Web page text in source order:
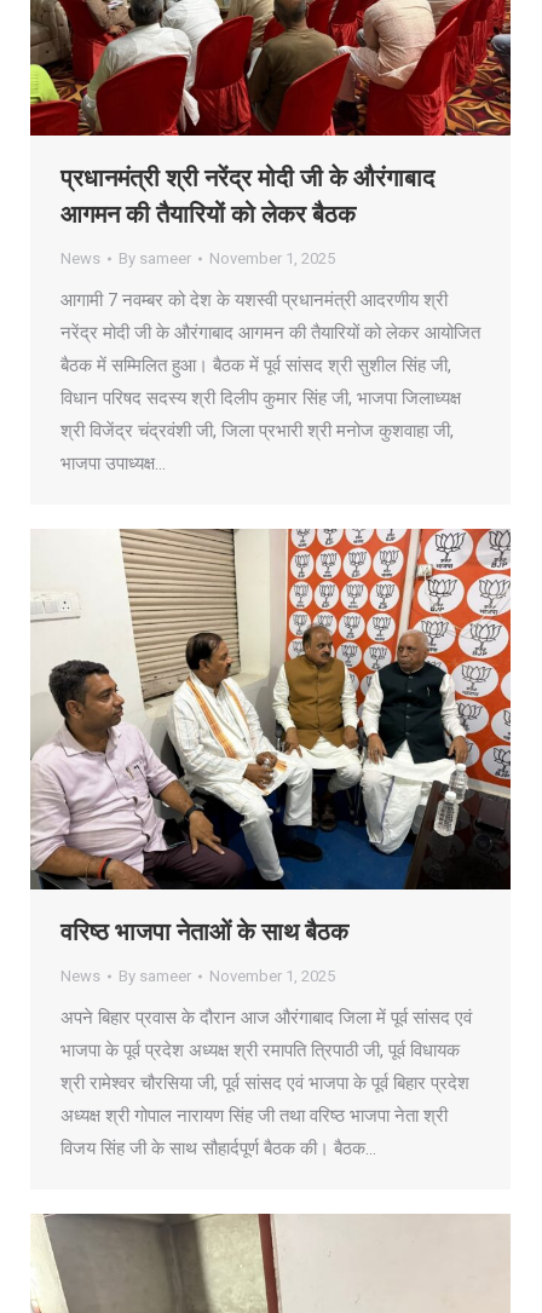
प्रधानमंत्री श्री नरेंद्र मोदी जी के औरंगाबाद
आगमन की तैयारियों को लेकर बैठक
News By sameer November 1, 2025
आगामी 7 नवम्बर को देश के यशस्वी प्रधानमंत्री आदरणीय श्री
नरेंद्र मोदी जी के औरंगाबाद आगमन की तैयारियों को लेकर आयोजित
बैठक में सम्मिलित हुआ। बैठक में पूर्व सांसद श्री सुशील सिंह जी,
विधान परिषद सदस्य श्री दिलीप कुमार सिंह जी, भाजपा जिलाध्यक्ष
श्री विजेंद्र चंद्रवंशी जी, जिला प्रभारी श्री मनोज कुशवाहा जी,
भाजपा उपाध्यक्ष…
वरिष्ठ भाजपा नेताओं के साथ बैठक
News By sameer November 1, 2025
अपने बिहार प्रवास के दौरान आज औरंगाबाद जिला में पूर्व सांसद एवं
भाजपा के पूर्व प्रदेश अध्यक्ष श्री रमापति त्रिपाठी जी, पूर्व विधायक
श्री रामेश्वर चौरसिया जी, पूर्व सांसद एवं भाजपा के पूर्व बिहार प्रदेश
अध्यक्ष श्री गोपाल नारायण सिंह जी तथा वरिष्ठ भाजपा नेता श्री
विजय सिंह जी के साथ सौहार्दपूर्ण बैठक की। बैठक…